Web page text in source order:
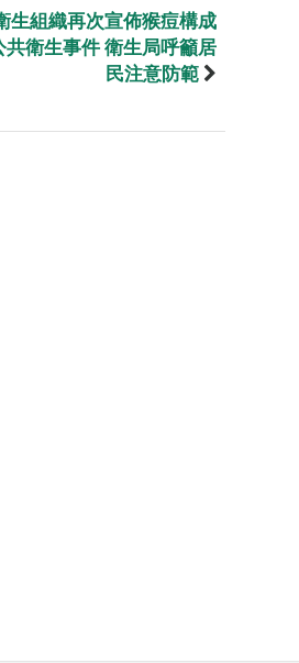
生組織再次宣佈猴痘構成
衛生事件 衛生局呼籲居
民注意防範